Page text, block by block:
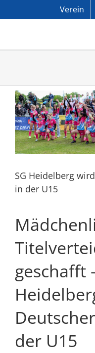
Verein
Zeige
grösseres
Bild
SG Heidelberg
in der U15
geschafft
der U15